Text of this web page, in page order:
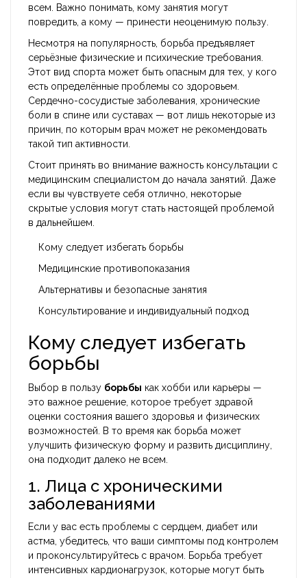
всем. Важно понимать, кому занятия могут
повредить, а кому — принести неоценимую пользу.
Несмотря на популярность, борьба предъявляет
серьёзные физические и психические требования.
Этот вид спорта может быть опасным для тех, у кого
есть определённые проблемы со здоровьем.
Сердечно-сосудистые заболевания, хронические
боли в спине или суставах — вот лишь некоторые из
причин, по которым врач может не рекомендовать
такой тип активности.
Стоит принять во внимание важность консультации с
медицинским специалистом до начала занятий. Даже
если вы чувствуете себя отлично, некоторые
скрытые условия могут стать настоящей проблемой
в дальнейшем.
Кому следует избегать борьбы
Медицинские противопоказания
Альтернативы и безопасные занятия
Консультирование и индивидуальный подход
Кому следует избегать
борьбы
Выбор в пользу борьбы как хобби или карьеры —
это важное решение, которое требует здравой
оценки состояния вашего здоровья и физических
возможностей. В то время как борьба может
улучшить физическую форму и развить дисциплину,
она подходит далеко не всем.
1. Лица с хроническими
заболеваниями
Если у вас есть проблемы с сердцем, диабет или
астма, убедитесь, что ваши симптомы под контролем
и проконсультируйтесь с врачом. Борьба требует
интенсивных кардионагрузок, которые могут быть